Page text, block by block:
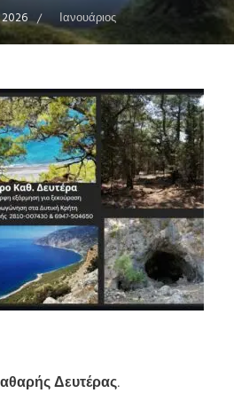
2026 Ιανουάριος
Δευτέρας.